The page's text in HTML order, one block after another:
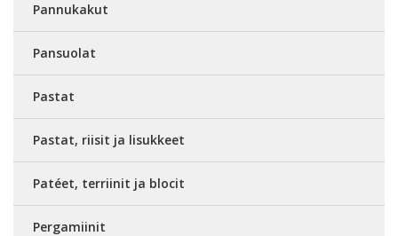
Pannukakut
Pansuolat
Pastat
Pastat, riisit ja lisukkeet
Patéet, terriinit ja blocit
Pergamiinit